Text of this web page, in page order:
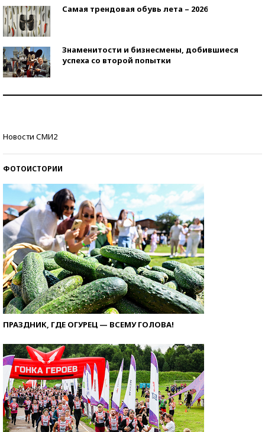
Самая трендовая обувь лета – 2026
Знаменитости и бизнесмены, добившиеся
успеха со второй попытки
Новости СМИ2
ФОТОИСТОРИИ
ПРАЗДНИК, ГДЕ ОГУРЕЦ — ВСЕМУ ГОЛОВА!